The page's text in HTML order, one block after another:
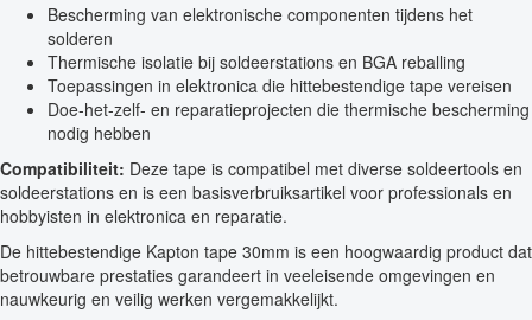
Bescherming van elektronische componenten tijdens het
solderen
Thermische isolatie bij soldeerstations en BGA reballing
Toepassingen in elektronica die hittebestendige tape vereisen
Doe-het-zelf- en reparatieprojecten die thermische bescherming
nodig hebben
Compatibiliteit: Deze tape is compatibel met diverse soldeertools en
soldeerstations en is een basisverbruiksartikel voor professionals en
hobbyisten in elektronica en reparatie.
De hittebestendige Kapton tape 30mm is een hoogwaardig product dat
betrouwbare prestaties garandeert in veeleisende omgevingen en
nauwkeurig en veilig werken vergemakkelijkt.